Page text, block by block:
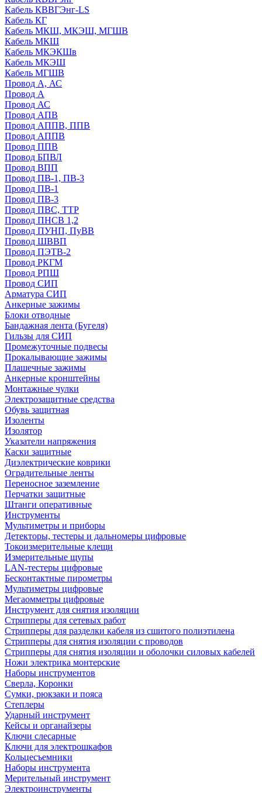
Кабель КВВГЭнг-LS
Кабель КГ
Кабель МКШ, МКЭШ, МГШВ
Кабель МКШ
Кабель МКЭКШв
Кабель МКЭШ
Кабель МГШВ
Провод А, АС
Провод А
Провод АС
Провод АПВ
Провод АППВ, ППВ
Провод АППВ
Провод ППВ
Провод БПВЛ
Провод ВПП
Провод ПВ-1, ПВ-3
Провод ПВ-1
Провод ПВ-3
Провод ПВС, ТТР
Провод ПНСВ 1,2
Провод ПУНП, ПуВВ
Провод ШВВП
Провод ПЭТВ-2
Провод РКГМ
Провод РПШ
Провод СИП
Арматура СИП
Анкерные зажимы
Блоки отводные
Бандажная лента (Бугеля)
Гильзы для СИП
Промежуточные подвесы
Прокалывающие зажимы
Плашечные зажимы
Анкерные кронштейны
Монтажные чулки
Электрозащитные средства
Обувь защитная
Изоленты
Изолятор
Указатели напряжения
Каски защитные
Диэлектрические коврики
Оградительные ленты
Переносное заземление
Перчатки защитные
Штанги оперативные
Инструменты
Мультиметры и приборы
Детекторы, тестеры и дальномеры цифровые
Токоизмерительные клещи
Измерительные щупы
LAN-тестеры цифровые
Бесконтактные пирометры
Мультиметры цифровые
Мегаомметры цифровые
Инструмент для снятия изоляции
Стрипперы для сетевых работ
Стрипперы для разделки кабеля из сшитого полиэтилена
Cтрипперы для снятия изоляции с проводов
Стрипперы для снятия изоляции и оболочки силовых кабелей
Ножи электрика монтерские
Наборы инструментов
Сверла, Коронки
Сумки, рюкзаки и пояса
Степлеры
Ударный инструмент
Кейсы и органайзеры
Ключи слесарные
Ключи для электрошкафов
Кольцесъемники
Наборы инструмента
Мерительный инструмент
Электроинструменты